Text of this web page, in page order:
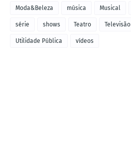
Moda&Beleza música Musical
série shows Teatro Televisão
Utilidade Pública vídeos